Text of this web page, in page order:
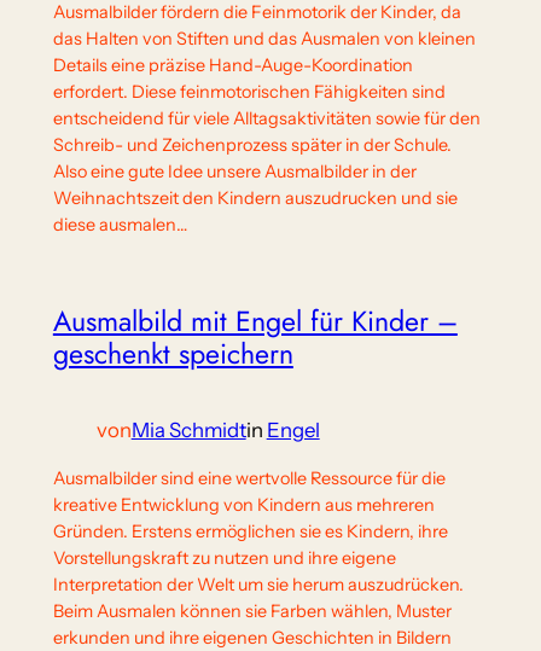
Ausmalbilder fördern die Feinmotorik der Kinder, da
das Halten von Stiften und das Ausmalen von kleinen
Details eine präzise Hand-Auge-Koordination
erfordert. Diese feinmotorischen Fähigkeiten sind
entscheidend für viele Alltagsaktivitäten sowie für den
Schreib- und Zeichenprozess später in der Schule.
Also eine gute Idee unsere Ausmalbilder in der
Weihnachtszeit den Kindern auszudrucken und sie
diese ausmalen…
Ausmalbild mit Engel für Kinder –
geschenkt speichern
vonMia Schmidtin Engel
Ausmalbilder sind eine wertvolle Ressource für die
kreative Entwicklung von Kindern aus mehreren
Gründen. Erstens ermöglichen sie es Kindern, ihre
Vorstellungskraft zu nutzen und ihre eigene
Interpretation der Welt um sie herum auszudrücken.
Beim Ausmalen können sie Farben wählen, Muster
erkunden und ihre eigenen Geschichten in Bildern